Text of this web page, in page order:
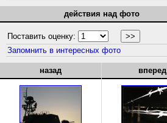
действия над фото
Поставить оценку:
Запомнить в интересных фото
назад вперед